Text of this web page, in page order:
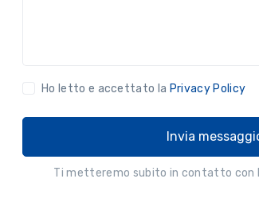
Ho letto e accettato la Privacy Policy
Invia
Ti metteremo subito in contatto con